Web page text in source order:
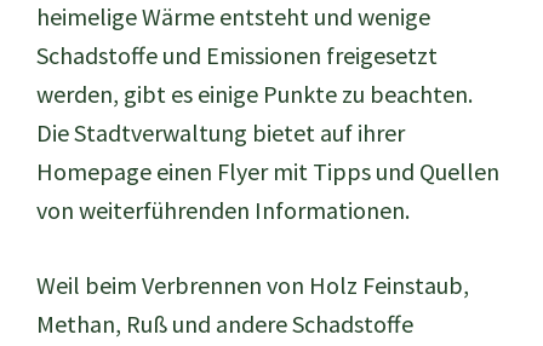
heimelige Wärme entsteht und wenige
Schadstoffe und Emissionen freigesetzt
werden, gibt es einige Punkte zu beachten.
Die Stadtverwaltung bietet auf ihrer
Homepage einen Flyer mit Tipps und Quellen
von weiterführenden Informationen.
Weil beim Verbrennen von Holz Feinstaub,
Methan, Ruß und andere Schadstoffe